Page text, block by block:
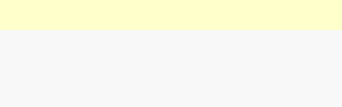
Use the jsMath control panel to get additional information.